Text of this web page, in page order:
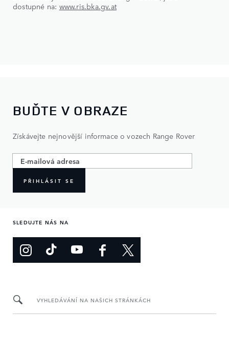
dostupné na: www.ris.bka.gv.at
BUĎTE V OBRAZE
Získávejte nejnovější informace o vozech Range Rover
PŘIHLÁSIT SE
SLEDUJTE NÁS NA
VYHLEDÁVÁNÍ NA NAŠICH STRÁNKÁCH